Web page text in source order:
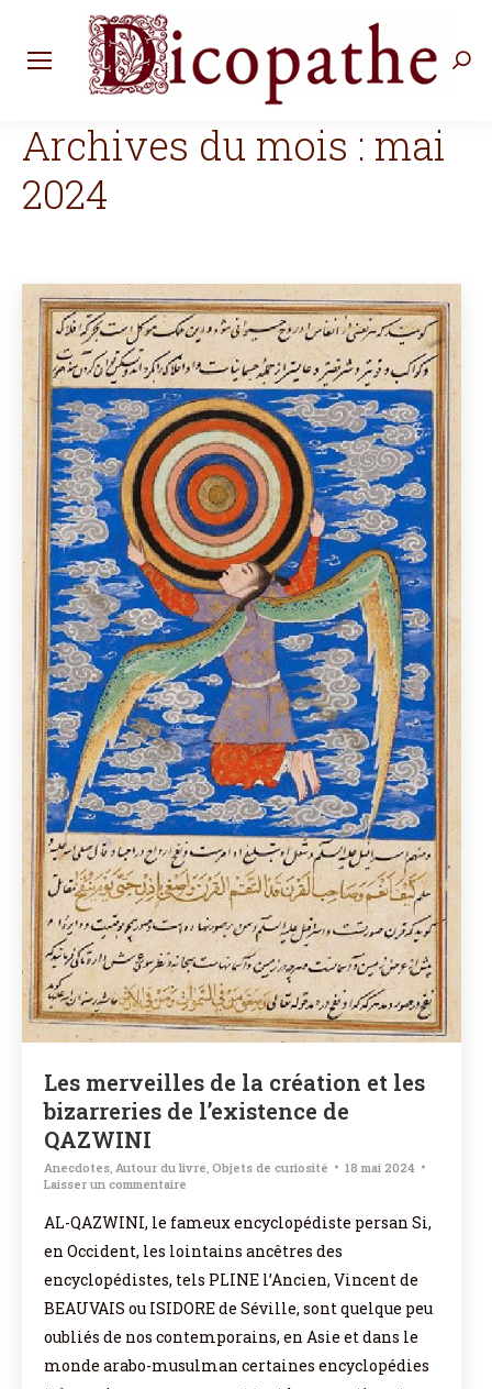
Archives du mois : mai
2024
Les merveilles de la création et les
bizarreries de l’existence de
QAZWINI
Anecdotes Autour du livre Objets de curiosité
18 mai 2024
Laisser un commentaire
AL-QAZWINI, le fameux encyclopédiste persan Si,
en Occident, les lointains ancêtres des
encyclopédistes, tels PLINE l’Ancien, Vincent de
BEAUVAIS ou ISIDORE de Séville, sont quelque peu
oubliés de nos contemporains, en Asie et dans le
monde arabo-musulman certaines encyclopédies